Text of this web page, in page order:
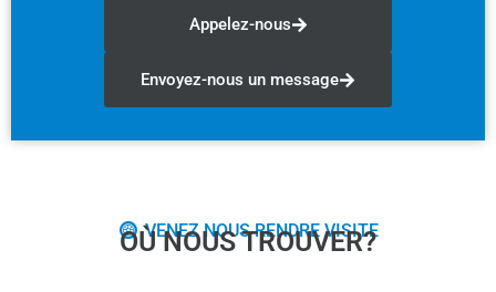
Appelez-nous
Envoyez-nous un message
VENEZ NOUS RENDRE VISITE
OÙ NOUS TROUVER?